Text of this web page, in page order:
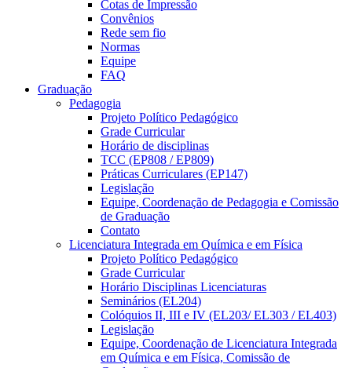
Cotas de Impressão
Convênios
Rede sem fio
Normas
Equipe
FAQ
Graduação
Pedagogia
Projeto Político Pedagógico
Grade Curricular
Horário de disciplinas
TCC (EP808 / EP809)
Práticas Curriculares (EP147)
Legislação
Equipe, Coordenação de Pedagogia e Comissão
de Graduação
Contato
Licenciatura Integrada em Química e em Física
Projeto Político Pedagógico
Grade Curricular
Horário Disciplinas Licenciaturas
Seminários (EL204)
Colóquios II, III e IV (EL203/ EL303 / EL403)
Legislação
Equipe, Coordenação de Licenciatura Integrada
em Química e em Física, Comissão de